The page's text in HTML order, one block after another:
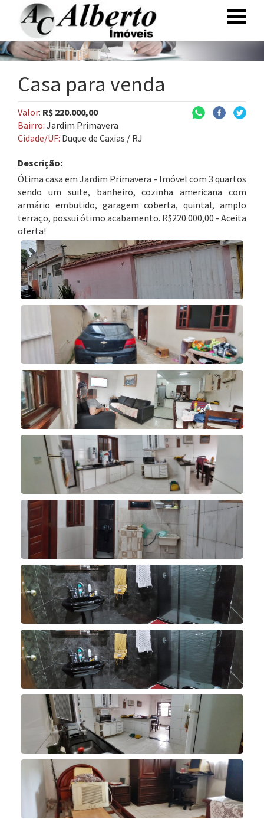
Casa para venda
Valor: R$ 220.000,00
Bairro: Jardim Primavera
Cidade/UF: Duque de Caxias / RJ
Descrição:
Ótima casa em Jardim Primavera - Imóvel com 3 quartos
sendo um suite, banheiro, cozinha americana com
armário embutido, garagem coberta, quintal, amplo
terraço, possui ótimo acabamento. R$220.000,00 - Aceita
oferta!